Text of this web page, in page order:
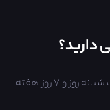
دارید؟
ما هر زمان که به ما نیاز داشته باشید ، ۲۴ ساعت شبانه روز و ۷ روز هفته